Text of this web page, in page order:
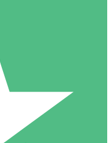
Pakete
Credits. Keine